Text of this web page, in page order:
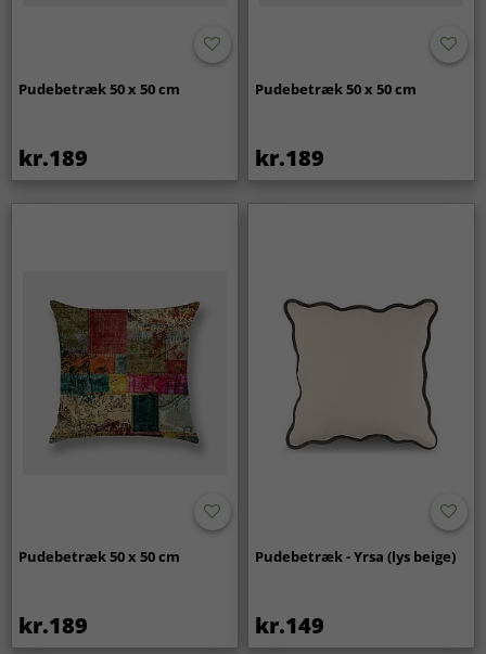
Pudebetræk 50 x 50 cm
kr.189
Pudebetræk 50 x 50 cm
kr.189
Pudebetræk 50 x 50 cm
kr.189
Pudebetræk - Yrsa (lys beige)
kr.149